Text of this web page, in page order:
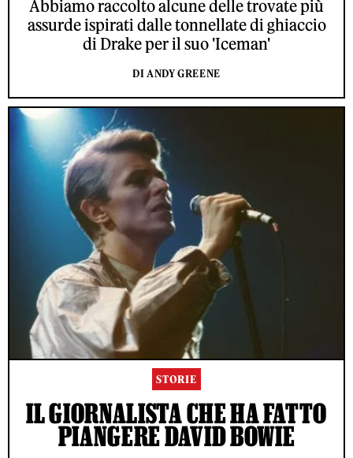
Abbiamo raccolto alcune delle trovate più
assurde ispirati dalle tonnellate di ghiaccio
di Drake per il suo 'Iceman'
DI ANDY GREENE
STORIE
IL GIORNALISTA CHE HA FATTO
PIANGERE DAVID BOWIE